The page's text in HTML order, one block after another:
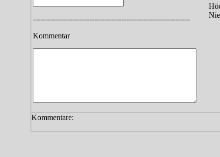
----------------------------------------------------------------
Kommentar
Kommentare: